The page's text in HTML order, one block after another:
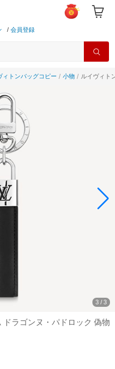
/ 会員登録
ィトンバッグコピー 小物 ルイヴィト
3 / 3
ドラゴンヌ・パドロック 偽物